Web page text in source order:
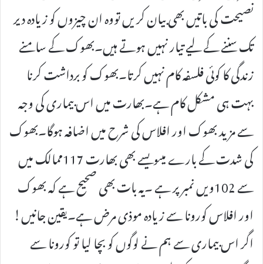
نصیحت کی باتیں بھی بیان کریں تووہ ان چیزوں کو زیادہ دیر
تک سننے کے لیے تیار نہیں ہوتے ہیں۔بھوک کے سامنے
زندگی کا کوئی فلسفہ کام نہیں کرتا۔بھوک کو برداشت کرنا
بہت ہی مشکل کام ہے۔بھارت میں اس بیماری کی وجہ
سے مزید بھوک اور افلاس کی شرح میں اضافہ ہوگا۔بھوک
کی شدت کے بارے میںویسے بھی بھارت 117ممالک میں
سے 102ویں نمبر پر ہے ۔یہ بات بھی صحیح ہے کہ بھوک
اور افلاس کورونا سے زیادہ موذی مرض ہے۔یقین جانیں!
اگر اس بیماری سے ہم نے لوگوں کو بچا لیا تو کورونا سے